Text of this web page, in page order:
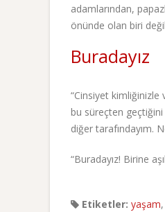
adamlarından,
önünde olan biri
Buradayız
“Cinsiyet kimliğinizle
bu süreçten geçtiğini
diğer tarafındayım.
“Buradayız! Birine
Etiketler: yaşam,